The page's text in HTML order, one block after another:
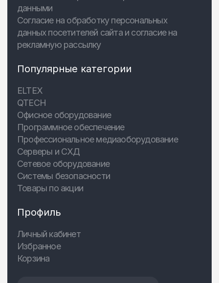
данными
Согласие на обработку персональных
данных посетителей сайта и согласие на
рекламную рассылку
Популярные категории
ELTEX
QTECH
Офисное оборудование
Программное обеспечение
Профессиональное медиаоборудование
Серверы и СХД
Сетевое оборудование
Системы безопасности
Товары по акции
Профиль
Личный кабинет
Избранное
Корзина